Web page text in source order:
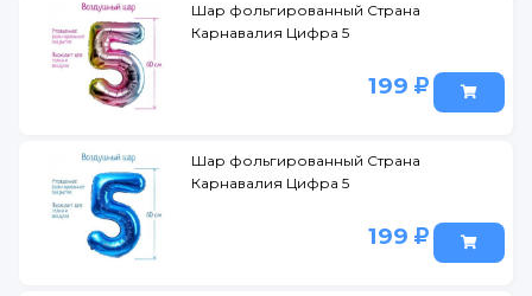
Шар фольгированный Страна
Карнавалия Цифра 5
199
Шар фольгированный Страна
Карнавалия Цифра 5
199